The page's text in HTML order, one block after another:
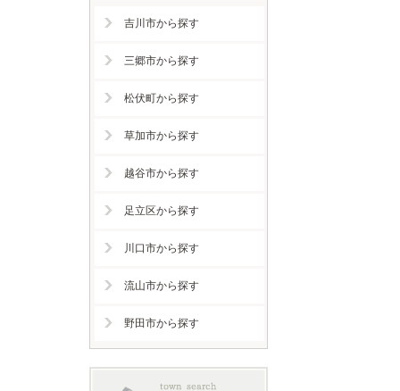
吉川市から探す
三郷市から探す
松伏町から探す
草加市から探す
越谷市から探す
足立区から探す
川口市から探す
流山市から探す
野田市から探す